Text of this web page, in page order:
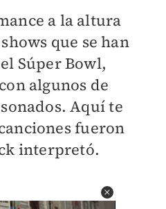
a la altura
que se han
Súper Bowl,
algunos de
Aquí te
fueron
interpretó.